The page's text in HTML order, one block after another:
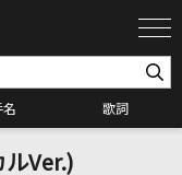
名 歌詞
Ver.)